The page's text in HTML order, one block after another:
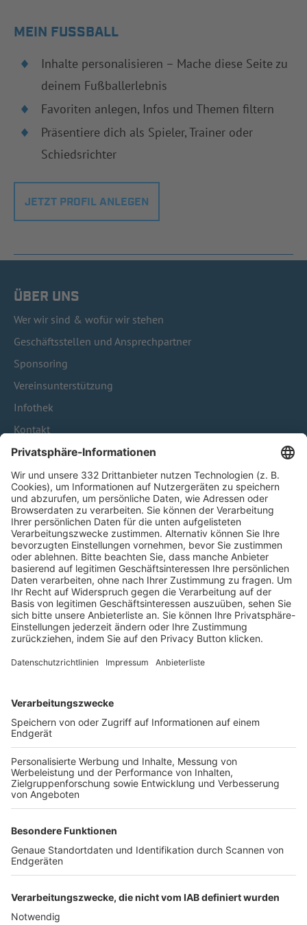
MEIN FUSSBALL
Inhalte personalisieren – Mache diese Seite zu
deinem Fußballerlebnis
Favoriten anlegen, Infos und Themen filtern
Präsentiere dich als Spieler, Trainer oder
Schiedsrichter
JETZT PROFIL ANLEGEN
ÜBER UNS
Wer wir sind & wofür wir stehen
Geschäftsstellen und Ansprechpartner
Sponsoring
Vereinsunterstützung
Infothek
Kontakt
HÄUFIG BESUCHTE SEITEN
Pässe und Vereinswechsel
Trainerausbildung
Schulungsangebot Vereinsmitarbeiter
BFV-Geschäftsstellen
Trainerbörse
Login SpielPlus
FOLGE DEM BFV
TOP-VEREINE
TOP-PARTNER